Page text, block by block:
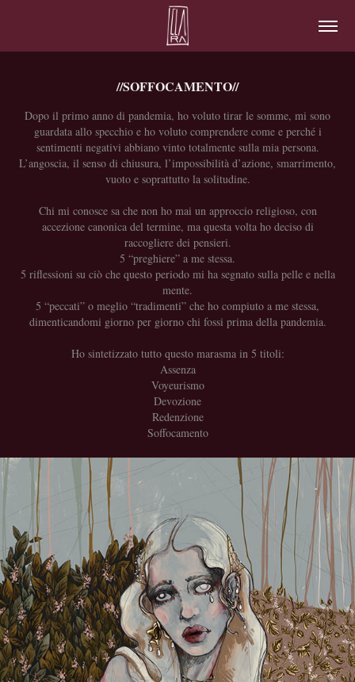
//SOFFOCAMENTO//
Dopo il primo anno di pandemia, ho voluto tirar le somme, mi sono
guardata allo specchio e ho voluto comprendere come e perché i
sentimenti negativi abbiano vinto totalmente sulla mia persona.
L’angoscia, il senso di chiusura, l’impossibilità d’azione, smarrimento,
vuoto e soprattutto la solitudine.
Chi mi conosce sa che non ho mai un approccio religioso, con
accezione canonica del termine, ma questa volta ho deciso di
raccogliere dei pensieri.
5 “preghiere” a me stessa.
5 riflessioni su ciò che questo periodo mi ha segnato sulla pelle e nella
mente.
5 “peccati” o meglio “tradimenti” che ho compiuto a me stessa,
dimenticandomi giorno per giorno chi fossi prima della pandemia.
Ho sintetizzato tutto questo marasma in 5 titoli:
Assenza
Voyeurismo
Devozione
Redenzione
Soffocamento